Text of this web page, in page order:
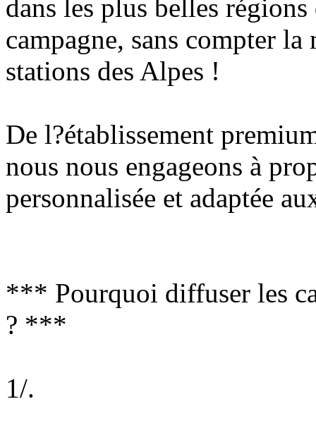
dans les plus belles
campagne, sans compter
stations des Alpes !
De l?établissement
nous nous engageons à
personnalisée et adaptée
*** Pourquoi diffuser les
? ***
1/.